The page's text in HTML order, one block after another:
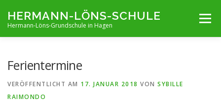
Inhalt
springen
HERMANN-LÖNS-SCHULE
Hermann-Löns-Grundschule in Hagen
Menü
Ferientermine
VERÖFFENTLICHT AM 17. JANUAR 2018 VON SYBILLE
RAIMONDO